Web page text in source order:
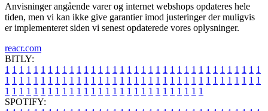
Anvisninger angående varer og internet webshops opdateres hele
tiden, men vi kan ikke give garantier imod justeringer der muligvis
er implementeret siden vi senest opdaterede vores oplysninger.
reacr.com
BITLY:
1 1 1 1 1 1 1 1 1 1 1 1 1 1 1 1 1 1 1 1 1 1 1 1 1 1 1 1 1 1 1 1 1 1 1 1
1 1 1 1 1 1 1 1 1 1 1 1 1 1 1 1 1 1 1 1 1 1 1 1 1 1 1 1 1 1 1 1 1 1 1 1
1 1 1 1 1 1 1 1 1 1 1 1 1 1 1 1 1 1 1 1 1 1 1 1 1 1 1 1
SPOTIFY: